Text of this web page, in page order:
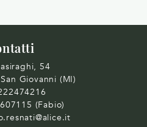
54
Giovanni (MI)
(Fabio)